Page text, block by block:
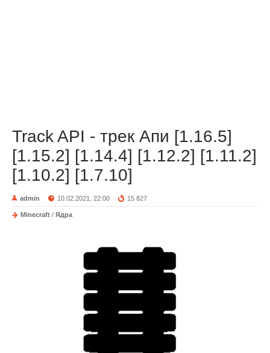
Track API - трек Апи [1.16.5]
[1.15.2] [1.14.4] [1.12.2] [1.11.2]
[1.10.2] [1.7.10]
admin 10.02.2021, 22:00 15 827
Minecraft / Ядра